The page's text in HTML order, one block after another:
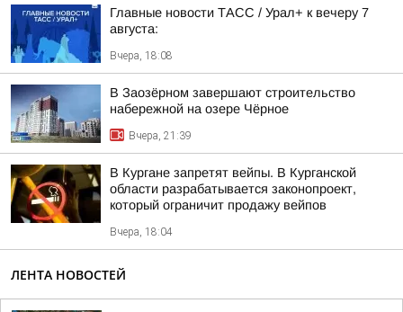
Главные новости ТАСС / Урал+ к вечеру 7
августа:
Вчера, 18:08
В Заозёрном завершают строительство
набережной на озере Чёрное
Вчера, 21:39
В Кургане запретят вейпы. В Курганской
области разрабатывается законопроект,
который ограничит продажу вейпов
Вчера, 18:04
ЛЕНТА НОВОСТЕЙ